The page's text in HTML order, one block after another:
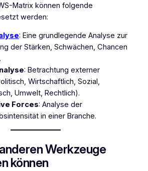
Matrix können folgende
werden:
: Eine grundlegende Analyse zur
der Stärken, Schwächen, Chancen
: Betrachtung externer
Wirtschaftlich, Sozial,
Umwelt, Rechtlich).
Forces: Analyse der
in einer Branche.
Werkzeuge
können